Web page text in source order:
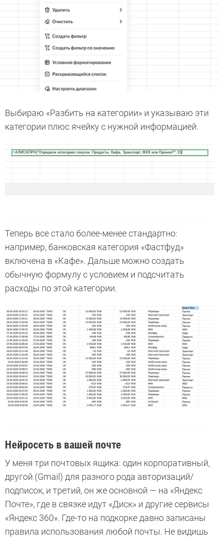
Выбираю «Разбить на категории» и указываю эти
категории плюс ячейку с нужной информацией.
Теперь все стало более-менее стандартно:
например, банковская категория «Фастфуд»
включена в «Кафе». Дальше можно создать
обычную формулу с условием и подсчитать
расходы по этой категории.
Нейросеть в вашей почте
У меня три почтовых ящика: один корпоративный,
другой (Gmail) для разного рода авторизаций/
подписок, и третий, он же основной — на «Яндекс
Почте», где в связке идут «Диск» и другие сервисы
«Яндекс 360». Где-то на подкорке давно записаны
правила использования любой почты. Не видишь